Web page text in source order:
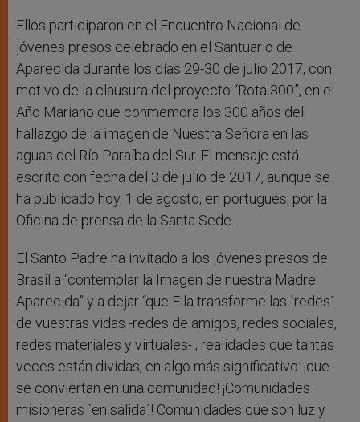
Ellos participaron en el Encuentro Nacional de
jóvenes presos celebrado en el Santuario de
Aparecida durante los días 29-30 de julio 2017, con
motivo de la clausura del proyecto “Rota 300”, en el
Año Mariano que conmemora los 300 años del
hallazgo de la imagen de Nuestra Señora en las
aguas del Río Paraíba del Sur. El mensaje está
escrito con fecha del 3 de julio de 2017, aunque se
ha publicado hoy, 1 de agosto, en portugués, por la
Oficina de prensa de la Santa Sede.
El Santo Padre ha invitado a los jóvenes presos de
Brasil a “contemplar la Imagen de nuestra Madre
Aparecida” y a dejar “que Ella transforme las `redes´
de vuestras vidas -redes de amigos, redes sociales,
redes materiales y virtuales- , realidades que tantas
veces están dividas, en algo más significativo: ¡que
se conviertan en una comunidad! ¡Comunidades
misioneras `en salida´! Comunidades que son luz y